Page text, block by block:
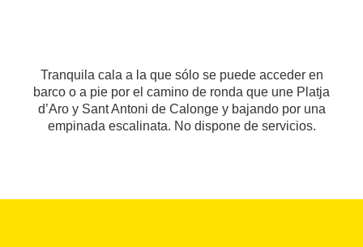
Tranquila cala a la que sólo se puede acceder en
barco o a pie por el camino de ronda que une Platja
d’Aro y Sant Antoni de Calonge y bajando por una
empinada escalinata. No dispone de servicios.